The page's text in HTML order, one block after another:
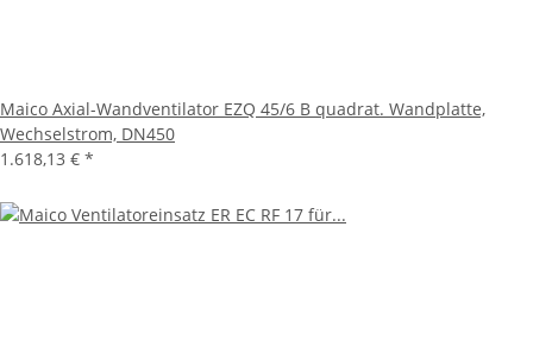
Maico Axial-Wandventilator EZQ 45/6 B quadrat. Wandplatte,
Wechselstrom, DN450
1.618,13 € *